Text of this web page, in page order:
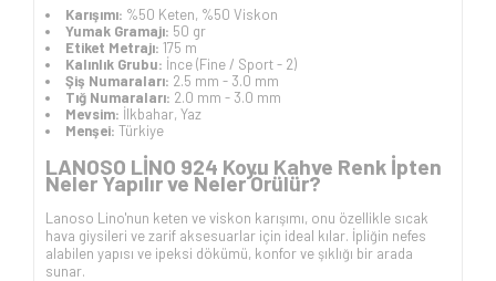
Karışımı: %50 Keten, %50 Viskon
Yumak Gramajı: 50 gr
Etiket Metrajı: 175 m
Kalınlık Grubu: İnce (Fine / Sport - 2)
Şiş Numaraları: 2.5 mm - 3.0 mm
Tığ Numaraları: 2.0 mm - 3.0 mm
Mevsim: İlkbahar, Yaz
Menşei: Türkiye
LANOSO LİNO 924 Koyu Kahve Renk İpten
Neler Yapılır ve Neler Örülür?
Lanoso Lino'nun keten ve viskon karışımı, onu özellikle sıcak
hava giysileri ve zarif aksesuarlar için ideal kılar. İpliğin nefes
alabilen yapısı ve ipeksi dökümü, konfor ve şıklığı bir arada
sunar.